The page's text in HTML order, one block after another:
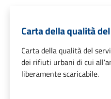
Carta della qualità
Carta della qualità del
dei rifiuti urbani di cui
liberamente scaricabile.